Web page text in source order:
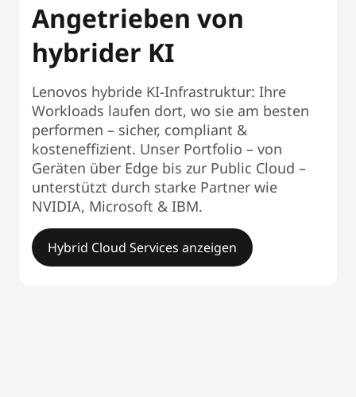
Angetrieben von
hybrider KI
Lenovos hybride KI-Infrastruktur: Ihre
Workloads laufen dort, wo sie am besten
performen – sicher, compliant &
kosteneffizient. Unser Portfolio – von
Geräten über Edge bis zur Public Cloud –
unterstützt durch starke Partner wie
NVIDIA, Microsoft & IBM.
Hybrid Cloud Services anzeigen